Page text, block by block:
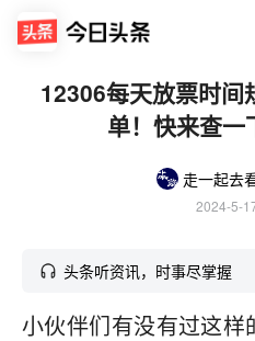
12306每天放票时间
单！快来查一
走一起去
2024-5-
头条听资讯，时事尽掌握
小伙伴们有没有过这样